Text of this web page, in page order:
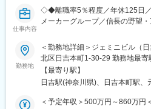
は新設されたばかりの法人でこ
です。
りに思う存分取り組める点は大き
■当社について
【『美酢』などで人気のCJグルー
ンメント&メディア)を柱として
仕事内容
◇◆離職率5％程度／年休125日
メーカーグループ／信長の野望
■業務内容：
パチンコ・パチスロの液晶開発
す。オーサリングを中心に映像
り、「信長の野望」や「北斗無
ゲームIPは勿論、「Rio」などの
勤務地
＜勤務地詳細＞ジェミニビル（
北区日吉本町1-30-29 勤務地最
煙対策：屋内全面禁煙
【最寄り駅】
日吉駅(神奈川県)、日吉本町駅、
＜予定年収＞500万円～860万円